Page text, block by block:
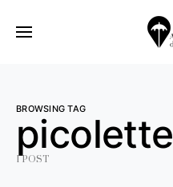
BROWSING TAG
picolette
1 POST